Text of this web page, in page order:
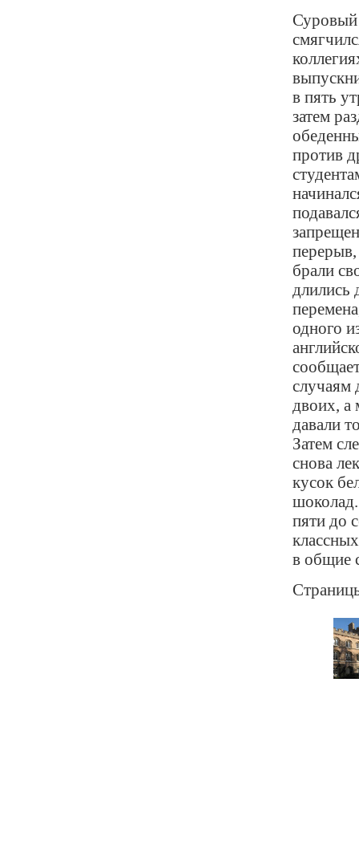
Суровый
в пять
затем
против
брали
длились
одного
случаям
двоих, а
давали
Затем
снова
кусок
пяти до
в общие